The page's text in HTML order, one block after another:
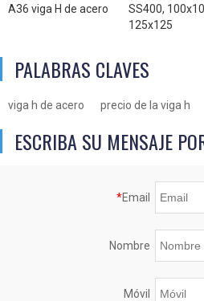
A36 viga H de acero
SS400,
125x125
PALABRAS CLAVES
viga h de acero precio de la viga h
ESCRIBA SU MENSAJE
*Email
Nombre
Móvil